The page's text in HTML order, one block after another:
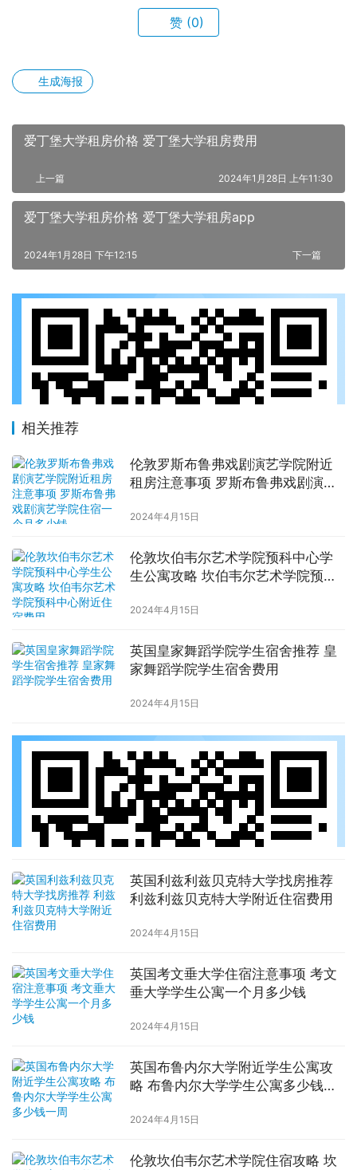
赞 (0)
生成海报
爱丁堡大学租房价格 爱丁堡大学租房费用
上一篇 2024年1月28日 上午11:30
爱丁堡大学租房价格 爱丁堡大学租房app
下一篇
2024年1月28日 下午12:15
相关推荐
伦敦罗斯布鲁弗戏剧演艺学院附近
租房注意事项 罗斯布鲁弗戏剧演艺
2024年4月15日
伦敦坎伯韦尔艺术学院预科中心学
生公寓攻略 坎伯韦尔艺术学院预科
2024年4月15日
英国皇家舞蹈学院学生宿舍推荐 皇
家舞蹈学院学生宿舍费用
2024年4月15日
英国利兹利兹贝克特大学找房推荐
利兹利兹贝克特大学附近住宿费用
2024年4月15日
英国考文垂大学住宿注意事项 考文
垂大学学生公寓一个月多少钱
2024年4月15日
英国布鲁内尔大学附近学生公寓攻
略 布鲁内尔大学学生公寓多少钱一
2024年4月15日
伦敦坎伯韦尔艺术学院住宿攻略 坎